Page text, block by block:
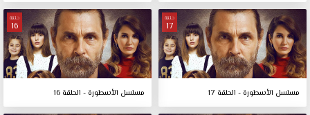
حلقة
17
مسلسل الأسطورة - الحلقة 17
حلقة
16
مسلسل الأسطورة - الحلقة 16